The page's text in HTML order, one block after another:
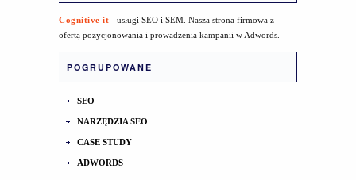
Cognitive it - usługi SEO i SEM. Nasza strona firmowa z
ofertą pozycjonowania i prowadzenia kampanii w Adwords.
POGRUPOWANE
SEO
NARZĘDZIA SEO
CASE STUDY
ADWORDS